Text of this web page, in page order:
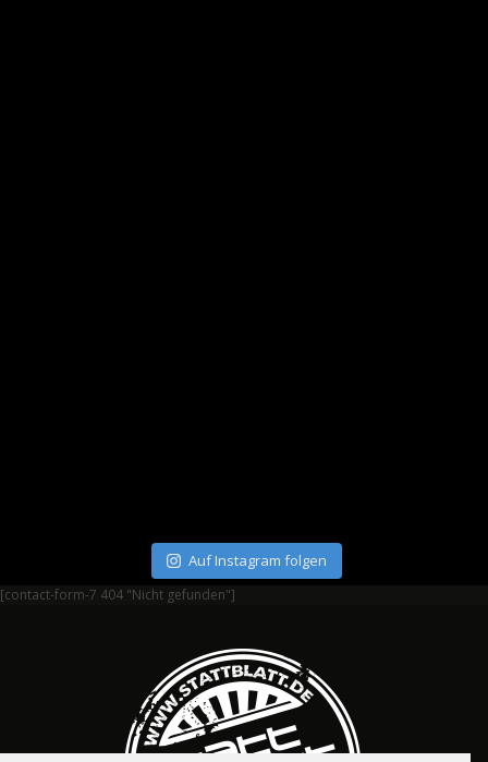
Auf Instagram folgen
[contact-form-7 404 "Nicht gefunden"]